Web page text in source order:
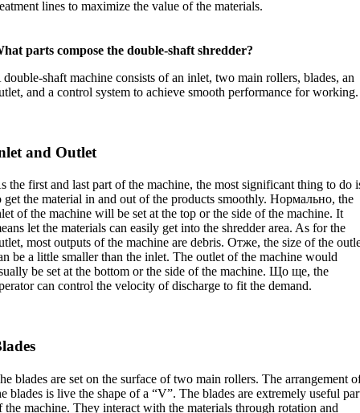
lines to maximize the value of the materials.
parts compose the double-shaft shredder?
double-shaft machine consists of an inlet,two main rollers,blades,an
,and a control system to achieve smooth performance for working.
and Outlet
the first and last part of the machine,the most significant thing to do
get the material in and out of the products smoothly. Нормально,the
of the machine will be set at the top or the side of the machine.It
let the materials can easily get into the shredder area.As for the
,most outputs of the machine are debris. Отже,the size of the
be a little smaller than the inlet.The outlet of the machine would
be set at the bottom or the side of the machine. Що ще,the
can control the velocity of discharge to fit the demand.
blades are set on the surface of two main rollers.The arrangement
blades is live the shape of a “V”.The blades are extremely useful
the machine.They interact with the materials through rotation and